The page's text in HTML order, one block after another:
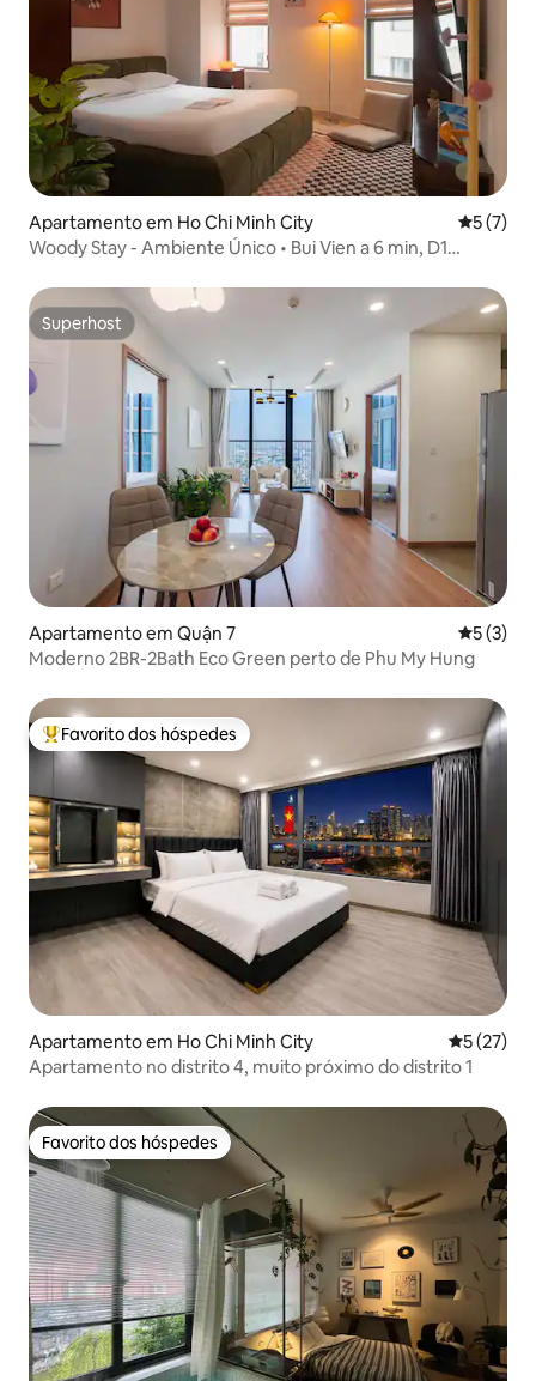
Apartamento em Ho Chi Minh City
5 (7)
Woody Stay - Ambiente Único • Bui Vien a 6 min, D1
Superhost
Superhost
Apartamento em Quận 7
5 (3)
Moderno 2BR-2Bath Eco Green perto de Phu My Hung
Favoritos dos hóspedes mais apreciados
Favorito dos hóspedes
Apartamento em Ho Chi Minh City
5 (27)
Apartamento no distrito 4, muito próximo do distrito 1
Favorito dos hóspedes
Favorito dos hóspedes